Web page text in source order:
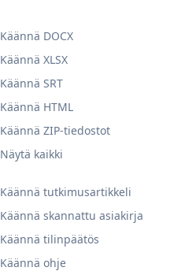
Käännä tutkimusartikkeli
Käännä skannattu asiakirja
Käännä tilinpäätös
Käännä ohje
Käännä DOCX
Käännä XLSX
Käännä SRT
Käännä HTML
Käännä ZIP-tiedostot
Näytä kaikki